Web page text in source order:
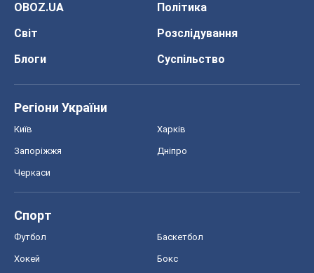
OBOZ.UA
Політика
Світ
Розслідування
Блоги
Суспільство
Регіони України
Київ Харків
Запоріжжя Дніпро
Черкаси
Спорт
Футбол Баскетбол
Хокей Бокс